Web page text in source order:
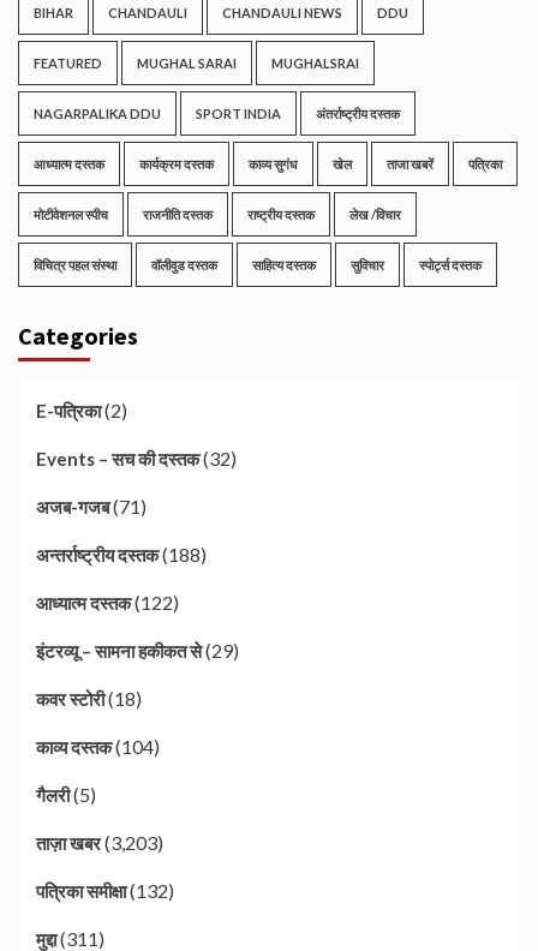
BIHAR CHANDAULI CHANDAULI NEWS DDU
FEATURED MUGHAL SARAI MUGHALSRAI
NAGARPALIKA DDU SPORT INDIA अंतर्राष्ट्रीय दस्तक
आध्यात्म दस्तक कार्यक्रम दस्तक काव्य सुगंध खेल ताजा खबरें पत्रिका
मोटीवेशनल स्पीच राजनीति दस्तक राष्ट्रीय दस्तक लेख /विचार
विचित्र पहल संस्था वॉलीवुड दस्तक साहित्य दस्तक सुविचार स्पोर्ट्स दस्तक
Categories
E-पत्रिका(2)
Events – सच की दस्तक(32)
अजब-गजब(71)
अन्तर्राष्ट्रीय दस्तक(188)
आध्यात्म दस्तक(122)
इंटरव्यू – सामना हकीकत से(29)
कवर स्टोरी(18)
काव्य दस्तक(104)
गैलरी(5)
ताज़ा खबर(3,203)
पत्रिका समीक्षा(132)
मुद्दा(311)